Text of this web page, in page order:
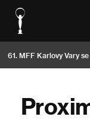
61. MFF Karlovy Vary